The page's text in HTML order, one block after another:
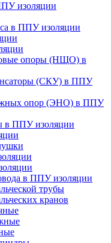
изоляции
в ППУ изоляции
опоры (НЩО) в
(СКУ) в ППУ
опор (ЭНО) в ППУ
в ППУ изоляции
в ППУ изоляции
трубы
кранов